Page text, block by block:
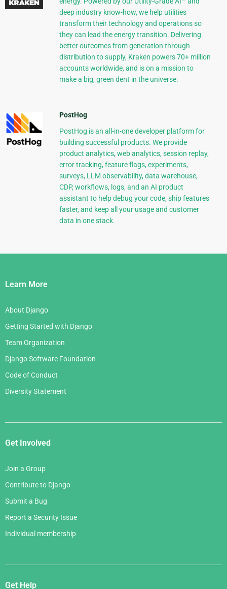
deep industry know-how, we help utilities
transform their technology and operations so
they can lead the energy transition. Delivering
better outcomes from generation through
distribution to supply, Kraken powers 70+ million
accounts worldwide, and is on a mission to
make a big, green dent in the universe.
PostHog
PostHog is an all-in-one developer platform for
building successful products. We provide
product analytics, web analytics, session replay,
error tracking, feature flags, experiments,
surveys, LLM observability, data warehouse,
CDP, workflows, logs, and an AI product
assistant to help debug your code, ship features
faster, and keep all your usage and customer
data in one stack.
Django
Links
Learn More
About Django
Getting Started with Django
Team Organization
Django Software Foundation
Code of Conduct
Diversity Statement
Get Involved
Join a Group
Contribute to Django
Submit a Bug
Report a Security Issue
Individual membership
Get Help